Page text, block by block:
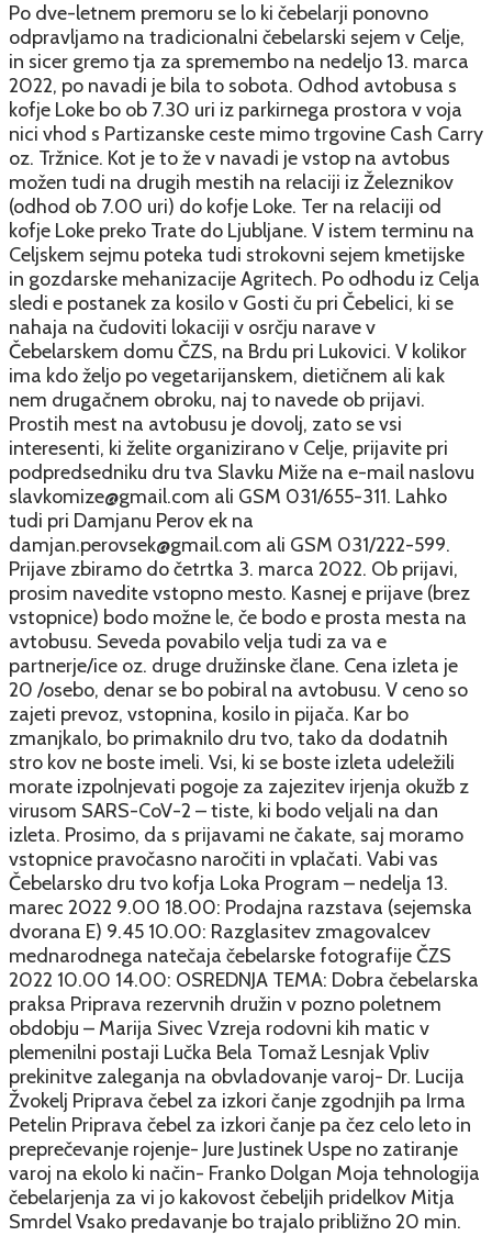
Po dve-letnem premoru se lo ki čebelarji ponovno
odpravljamo na tradicionalni čebelarski sejem v Celje,
in sicer gremo tja za spremembo na nedeljo 13. marca
2022, po navadi je bila to sobota. Odhod avtobusa s
kofje Loke bo ob 7.30 uri iz parkirnega prostora v voja
nici vhod s Partizanske ceste mimo trgovine Cash Carry
oz. Tržnice. Kot je to že v navadi je vstop na avtobus
možen tudi na drugih mestih na relaciji iz Železnikov
(odhod ob 7.00 uri) do kofje Loke. Ter na relaciji od
kofje Loke preko Trate do Ljubljane. V istem terminu na
Celjskem sejmu poteka tudi strokovni sejem kmetijske
in gozdarske mehanizacije Agritech. Po odhodu iz Celja
sledi e postanek za kosilo v Gosti ču pri Čebelici, ki se
nahaja na čudoviti lokaciji v osrčju narave v
Čebelarskem domu ČZS, na Brdu pri Lukovici. V kolikor
ima kdo željo po vegetarijanskem, dietičnem ali kak
nem drugačnem obroku, naj to navede ob prijavi.
Prostih mest na avtobusu je dovolj, zato se vsi
interesenti, ki želite organizirano v Celje, prijavite pri
podpredsedniku dru tva Slavku Miže na e-mail naslovu
slavkomize@gmail.com ali GSM 031/655-311. Lahko
tudi pri Damjanu Perov ek na
damjan.perovsek@gmail.com ali GSM 031/222-599.
Prijave zbiramo do četrtka 3. marca 2022. Ob prijavi,
prosim navedite vstopno mesto. Kasnej e prijave (brez
vstopnice) bodo možne le, če bodo e prosta mesta na
avtobusu. Seveda povabilo velja tudi za va e
partnerje/ice oz. druge družinske člane. Cena izleta je
20 /osebo, denar se bo pobiral na avtobusu. V ceno so
zajeti prevoz, vstopnina, kosilo in pijača. Kar bo
zmanjkalo, bo primaknilo dru tvo, tako da dodatnih
stro kov ne boste imeli. Vsi, ki se boste izleta udeležili
morate izpolnjevati pogoje za zajezitev irjenja okužb z
virusom SARS-CoV-2 – tiste, ki bodo veljali na dan
izleta. Prosimo, da s prijavami ne čakate, saj moramo
vstopnice pravočasno naročiti in vplačati. Vabi vas
Čebelarsko dru tvo kofja Loka Program – nedelja 13.
marec 2022 9.00 18.00: Prodajna razstava (sejemska
dvorana E) 9.45 10.00: Razglasitev zmagovalcev
mednarodnega natečaja čebelarske fotografije ČZS
2022 10.00 14.00: OSREDNJA TEMA: Dobra čebelarska
praksa Priprava rezervnih družin v pozno poletnem
obdobju – Marija Sivec Vzreja rodovni kih matic v
plemenilni postaji Lučka Bela Tomaž Lesnjak Vpliv
prekinitve zaleganja na obvladovanje varoj- Dr. Lucija
Žvokelj Priprava čebel za izkori čanje zgodnjih pa Irma
Petelin Priprava čebel za izkori čanje pa čez celo leto in
preprečevanje rojenje- Jure Justinek Uspe no zatiranje
varoj na ekolo ki način- Franko Dolgan Moja tehnologija
čebelarjenja za vi jo kakovost čebeljih pridelkov Mitja
Smrdel Vsako predavanje bo trajalo približno 20 min.